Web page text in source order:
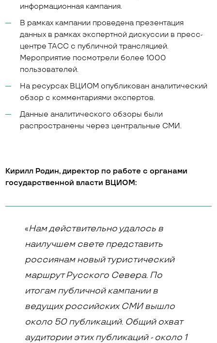
информационная кампания.
В рамках кампании проведена презентация
данных в рамках экспертной дискуссии в пресс-
центре ТАСС с публичной трансляцией.
Мероприятие посмотрели более 1000
пользователей.
На ресурсах ВЦИОМ опубликован аналитический
обзор с комментариями экспертов.
Данные аналитического обзоры были
распространены через центральные СМИ.
Кирилл Родин, директор по работе с органами
государственной власти ВЦИОМ:
«Нам действительно удалось в
наилучшем свете представить
россиянам новый туристический
маршрут Русского Севера. По
итогам публичной кампании в
ведущих российских СМИ вышло
около 50 публикаций. Общий охват
аудитории этих публикаций - около 1